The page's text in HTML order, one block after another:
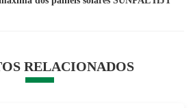
RELACIONADOS